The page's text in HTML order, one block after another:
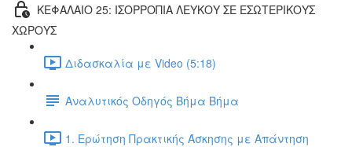
ΚΕΦΑΛΑΙΟ 25: ΙΣΟΡΡΟΠΙΑ ΛΕΥΚΟΥ ΣΕ ΕΣΩΤΕΡΙΚΟΥΣ
ΧΩΡΟΥΣ
Διδασκαλία με Video (5:18)
Αναλυτικός Οδηγός Βήμα Βήμα
1. Ερώτηση Πρακτικής Άσκησης με Απάντηση